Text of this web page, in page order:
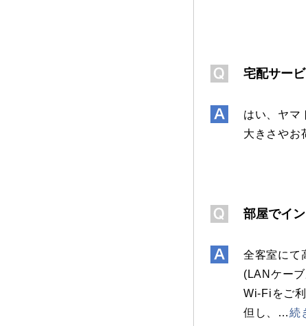
宅配サー
はい、ヤマ
大きさやお
部屋でイ
全客室にて
(LANケー
Wi-Fiをご
但し、
…続